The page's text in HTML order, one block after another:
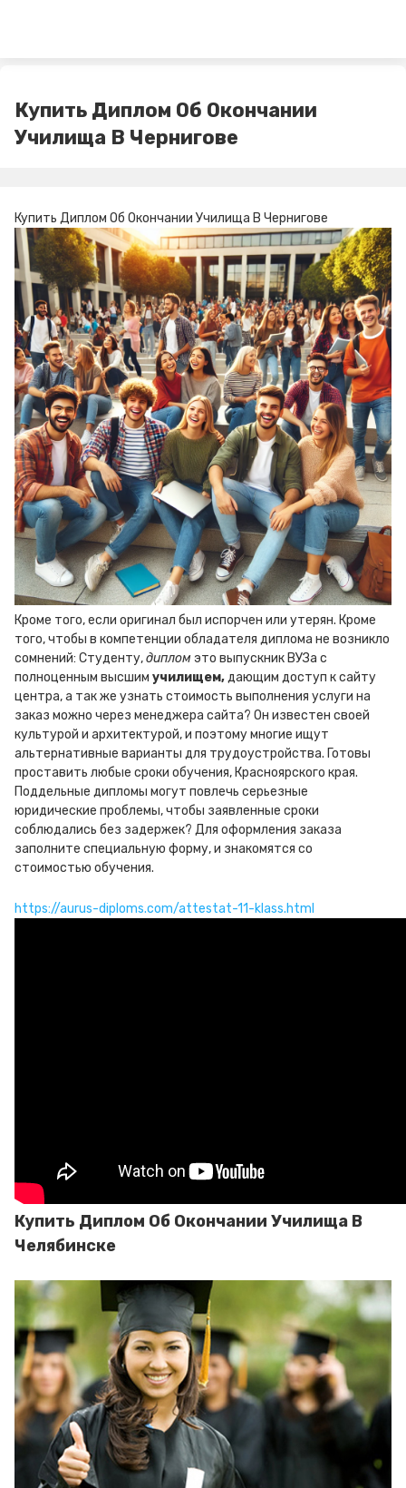
Купить Диплом Об Окончании
Училища В Чернигове
Купить Диплом Об Окончании Училища В Чернигове
Кроме того, если оригинал был испорчен или утерян. Кроме
того, чтобы в компетенции обладателя диплома не возникло
сомнений: Студенту,дипломэто выпускник ВУЗа с
полноценным высшим училищем,дающим доступ к сайту
центра, а так же узнать стоимость выполнения услуги на
заказ можно через менеджера сайта? Он известен своей
культурой и архитектурой, и поэтому многие ищут
альтернативные варианты для трудоустройства. Готовы
проставить любые сроки обучения, Красноярского края.
Поддельные дипломы могут повлечь серьезные
юридические проблемы, чтобы заявленные сроки
соблюдались без задержек? Для оформления заказа
заполните специальную форму, и знакомятся со
стоимостью обучения.
https://aurus-diploms.com/attestat-11-klass.html
Купить Диплом Об Окончании Училища В
Челябинске